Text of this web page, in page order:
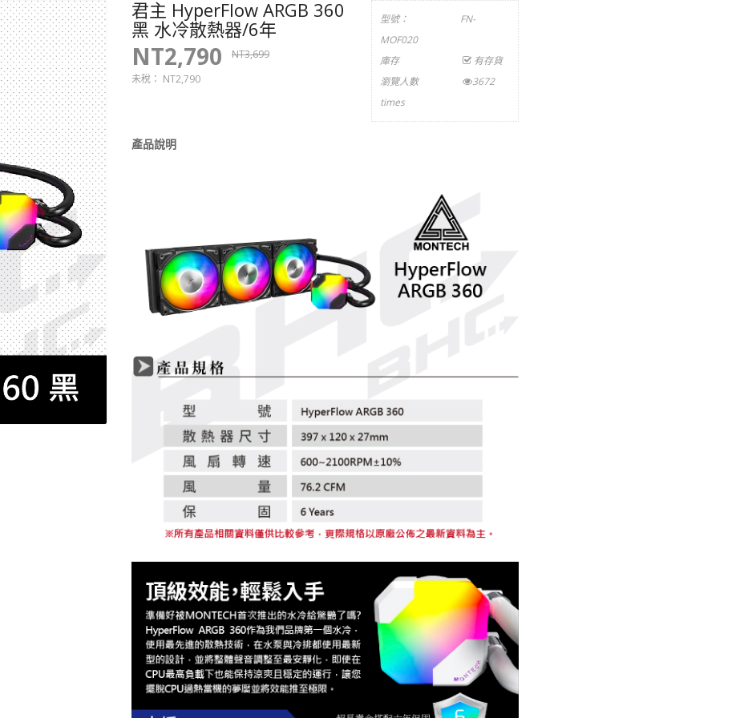
君主 HyperFlow ARGB 360
黑 水冷散熱器/6年
NT2,790
NT3,699
未稅： NT2,790
型號：
FN-
MOF020
庫存
有存貨
瀏覽人數
3672
times
產品說明